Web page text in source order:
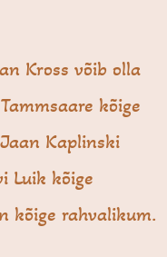
Kross võib olla
kõige
Kaplinski
Luik kõige
kõige rahvalikum.